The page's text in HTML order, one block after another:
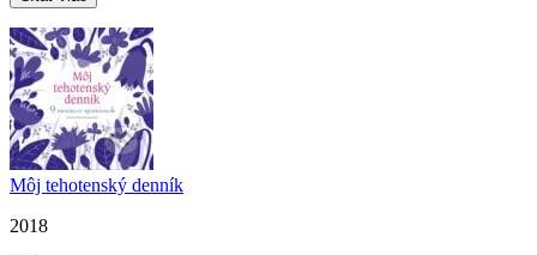
Môj tehotenský denník
2018